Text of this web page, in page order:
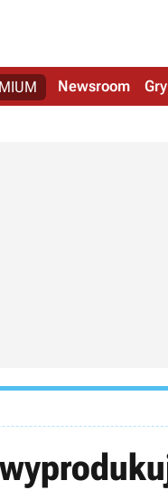
Newsroom Gry